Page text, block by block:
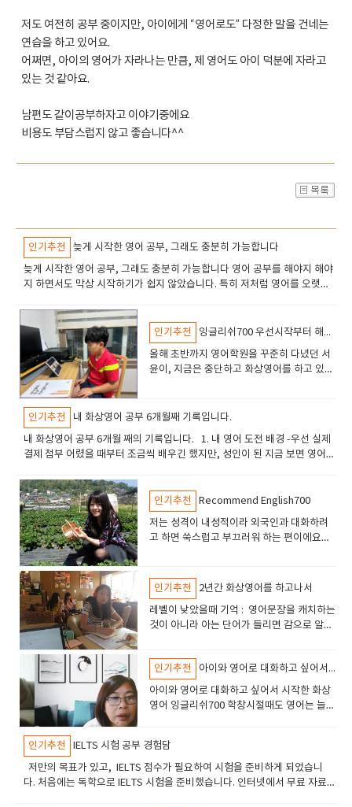
저도 여전히 공부 중이지만, 아이에게 “영어로도” 다정한 말을 건네는
연습을 하고 있어요.
어쩌면, 아이의 영어가 자라나는 만큼, 제 영어도 아이 덕분에 자라고
있는 것 같아요.
남편도 같이공부하자고 이야기중에요
비용도 부담스럽지 않고 좋습니다^^
인기추천
늦게 시작한 영어 공부, 그래도 충분히 가능합니다
​늦게 시작한 영어 공부, 그래도 충분히 가능합니다 ​영어 공부를 해야지 해야
지 하면서도 막상 시작하기가 쉽지 않았습니다. 특히 저처럼 영어를 오랫동
할 수 있을까?’ 하는 걱정도 많았지만, 막상 시작해 보니 조금씩 늘어가는 제
모습을 보면서 영어 공부가 점점 재미있어졌습니다. 저는 원래 다른 전화영
어 업체에서 공부를 시작했었는데, 지인의 추천으로 잉글리쉬700을 알게 되
었고 고민 끝에 옮기게 되었습니다. 결과적으로는 정말 만족스러운 선택이
었다고 생각합니다. 가장 좋았던 점 중 하나는 다양한 강사진이 있다는 것이
었습니다. 혹시라도 수업 스타일이 맞지 않을 경우 부담 없이 강사를 변경할
수 있어서 좋았고, 무엇보다 선생님들의 수업 실력이 뛰어났습니다. 수업이
끝날 때마다 그날 배운 표현과 중요한 포인트를 다시 한번 정리해 주시고, 제
가 틀린 문장이나 발음을 꼼꼼하게 수정해 주셔서 복습할 때도 많은 도움이
되었습니다. 단순히 수업 시간에만 배우고 끝나는 것이 아니라 스스로 공부
지 않다는 점도 좋았습니다. 교재 위주의 수업만 진행되었다면 금방 지루해
졌을 텐데, 날씨 이야기나 일상생활, 주말 계획 등 다양한 주제로 자연스럽
게 프리토킹을 이끌어 주셔서 영어로 말하는 것에 대한 부담이 많이 줄어들
었습니다. 특히 제가 엉뚱하거나 사소한 질문을 해도 항상 친절하게 설명해
주셔서 영어에 대한 자신감을 키우는 데 큰 도움이 되었습니다. 홈페이지에
서 제공하는 무료 온라인 학습 프로그램도 유용했습니다. 수업 외 시간에도
부족한 부분을 보완할 수 있었고, 혼자 공부할 때도 활용하기 좋았습니다. 현
재 저는 일반 회화 과정을 수강하고 있는데, 실제 생활에서 바로 사용할 수
있는 표현들을 많이 배울 수 있어서 만족하고 있습니다. 예전에는 영어 문장
을 만드는 것 자체가 어려웠는데, 이제는 간단한 대화 정도는 자연스럽게 이
어갈 수 있게 되었습니다. 영어는 단기간에 실력이 늘기보다는 꾸준함이 가
장 중요한 공부인 것 같습니다. 말은 쉽지만 실천은 어렵죠. 그래도 좋은 선
생님들과 함께 꾸준히 수업을 듣다 보니 조금씩 발전하는 모습을 느낄 수 있
었습니다. 특히 정기 레벨테스트를 통해 실력 향상 정도를 객관적으로 확인
할 수 있다는 점도 큰 장점입니다. 점수가 조금씩 오를 때마다 성취감도 느
끼고, 더 열심히 해야겠다는 동기부여도 됩니다. 영어 공부를 시작할까 말까
고민하고 계신 분들이 있다면 너무 망설이지 마시고 한번 도전해 보셨으면
좋겠습니다. 저 역시 처음에는 걱정이 많았지만, 지금은 ‘조금 더 빨리 시작
할 걸’ 하는 생각이 들 정도로 만족하고 있습니다. 앞으로도 잉글리쉬700과
함께 꾸준히 영어 공부를 이어가면서 더 자연스럽게 영어로 대화할 수 있는
날을 기대하고 있습니다.
인기추천
잉글리쉬700 우선시작부터 해봤습니다~
​올해 초반까지 영어학원을 꾸준히 다녔던 서
윤이, 지금은 중단하고 화상영어를 하고 있어
지하게 영어학원을 그만 다니고 싶다고 이야
가 원했던 수업방향과도 맞지않아서 저도 사
실 고민을 하고 있었거든요. 어릴 때도 영어 1
바이~씨유~"를 외치던 아이였던터라 ㅎㅎ 원
어민 학원에 가서 선생님과 자유롭게 이야기
하며 외국인공포증없는 아이가 되었으면 좋
겠다고 생각했거든요. (사실 에미는 이론만 배
니던 학원인 외국인 선생님이 있는 한국형 수
업이었던거죠_물론 시작하기 전에도 고민했
던 부분들은 있어요. 과연, 수업이 될까?ㅎㅎ
ㅎㅎㅎㅎ 였습니다. 뭘 말을 할줄 알아야 수
어를 시작하는게 맞나? 조금 가르치고 해야되
나? 이런 고민을 하다가,일단 시작해보자!했
는데 결과는 일단 만족이에요. 일단 주니어만
을 수 있어요. ​ 서윤이는 잉글리쉬포 비기너
수업을 듣는 중, 교재파일이 pdf파일로 제공
되었고요. 저희는 출력해서 사용. ​ 친구를 소
개하거나, 날씨에 관한 이야기나 취미, 직업,
인기추천
내 화상영어 공부 6개월째 기록입니다.
​내 화상영어 공부 6개월 째의 기록입니다. 1. 내 영어 도전 배경 -우선 실제
결제 첨부 어렸을 때부터 조금씩 배우긴 했지만, 성인이 된 지금 보면 영어
과외도 받아봤지만, 결국 시간이 지나면서 잊혀진 느낌이랄까요? 그래서 이
번에는, 매주 정해진 시간에 그리고 자주수업을 들으면서 다시 한번 차근차
근 영어 공부를 시작해봤습니다. 2. 선택한 화상영어 어떤지? 금액이 부담스
럽지 않으면서도 꾸준히 다닐 수 있을 만큼 적당했습니다. 특히 6개월, 1년
등 장기 수강할 경우에는 할인 혜택도 있어서 한번 끊어보고 길게 끊는것도
좋다고 생각함 우선 잉글리쉬700은 주식회사 정성교육에서 운영하기 때문
에 입금계좌는 정성교육으로 뜬다 선생님 선택 해볼까?잉글리쉬700은
필리핀어학연수 선생님들이 직접가르치기 때문에 평가가 좋다는 이야기가
많습니다. 그래서 친구추천으로 사이트를 보다가 서칭하면서 선택할수 있
습니다잉글리쉬700 홈페이지에서 선생님들의 프로필과 소개 영상을 확인
할 수 있습니다. 일단은. 각 선생님마다 특성이 달라서, 나에게 맞는 스타일
의 선생님을 말하면 안내받을수 있고 필요하다면 교체할 수 있는 점도 있습
니다 얼굴을 보면서 수업하는 화상 통화 영상 영어로 고름전화영어와는 달
리, 실시간으로 얼굴을 보며 수업하다 보니 말하는 데 대한 부담감이 줄어들
었습니다. 특히 초보자레벨인 제게는 선생님의 표정이나 몸짓이 큰 위안이
되었습니다. 그리고 더 빨리 친숙해져서 수업에 집중할수 있었습니다 궁금
한건 상담.카톡이나 전화 ,메일로 친절하게 문의 사항을 해결해주시니까 필
요할때 문의하면 되었습니다. 상담원 연락을 통해 원하는 부분을 말하면 답
해 주시니 수업연기나 교재나 선생님 부분 등등 여러가지 물어보면 해결해
줍니다. 3. 수업 어떻게?지금까지 두명의 선생님과 수업해보았는데수업 방
식은 다양했습니다. 어떤 선생님은 타이트하게 교재 중심 수업을 진행하셨
인기추천
Recommend English700
저는 성격이 내성적이라 외국인과 대화하려
고 하면 쑥스럽고 부끄러워 하는 편이에요처
요. 하지만 지금은 외국인과 거리낌 없이 편안
하게 이야기하게 됐어요. 영어스피킹에 자신
감이 생겨겼기 때문에 내성적인 성격을 극복
할 수 있었구나 싶어요외국으로 해외 여행을
실력이 늘었구나를 실감했어요. 예전엔 바디
랭귀지를 섞은 간단한 말 정도는 할 수 있었어
요. 그리고 외국인을 보면 두렵고 저사람이 이
야기를 걸면 어떻하기 하고 혼자 끙끙앓았어
요. 특히 토익을 공부하고 나니 문법적으로 완
벽하게 문장을 말해야 한다는 강박관념 같은
것에 매여 있어서 말하기가 두려웠던 것 같아
인기추천
2년간 화상영어를 하고나서
​레벨이 낮았을때 기억 : 영어문장을 캐치하는
것이 아니라 아는 단어가 들리면 감으로 알아
급 단계였으니까 어쩔수 없겠죠. 초급반 수업
에는 웃으면서 오케이만 자주 연발했던 기억
이 있습니다. 처음에는 핸드폰 했었는데 영어
를 잘 못하니까 귀로만 상대방의 말을 알아 들
어 화상영어로 바꿨는데요. 화상으로 수업을
하면 교재를 같이보고 선생님 얼굴을 보면서
대화를 하게 되니 숨통이 트이는것 같았습니
다 잉글리쉬 700의 경우는 휴대폰 , Pc, 타블
인기추천
아이와 영어로 대화하고 싶어서 시작한 화상영어 잉글리쉬700
​아이와 영어로 대화하고 싶어서 시작한 화상
영어 잉글리쉬700 학창시절때도 영어는 늘
영어에 흥미를 보이기 시작하고, 간단한 표현
들을 스스로 말하는 걸 보면서 마음이 조금 흔
들렸습니다."엄마도 영어 좀 해야겠다…" 그
인기추천
IELTS 시험 공부 경험담
저만의 목표가 있고, IELTS 점수가 필요하여 시험을 준비하게 되었습니
다. 처음에는 독학으로 IELTS 시험을 준비했습니다. 인터넷에서 무료 자료를